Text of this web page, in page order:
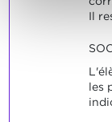
Il
les